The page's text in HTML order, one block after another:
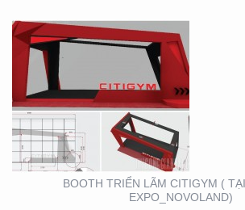
BOOTH TRIỂN LÃM CITIGYM (
EXPO_NOVOLAND)
VIFA EXPO 2020 – TƯ
VẤN THIẾT KẾ THI
CÔNG GIAN HÀNG
TRIỂN LÃM